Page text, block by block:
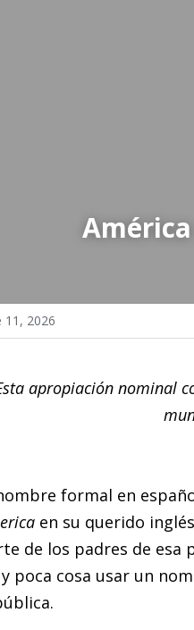
11, 2026
apropiación nominal
formal en
en su querido
de los padres de esa
poca cosa usar un